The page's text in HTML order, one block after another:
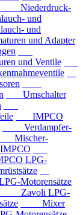
Niederdruck-
und
und
und Adapter
und Ventile
Umschalter
IMPCO
Verdampfer-
LPG-
Motorensätze
Zavoli LPG-
Mixer